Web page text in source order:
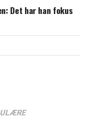
Det har han fokus